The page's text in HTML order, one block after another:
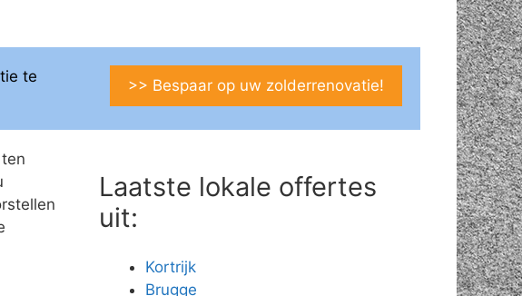
te
>> Bespaar op uw zolderrenovatie!
Laatste lokale offertes
uit:
Kortrijk
Brugge